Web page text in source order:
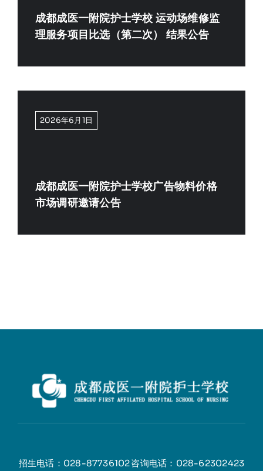
成都成医一附院护士学校 运动场维修监
理服务项目比选（第二次） 结果公告
2026年6月1日
成都成医一附院护士学校广告物料价格
市场调研邀请公告
招生电话：028-87736102咨询电话：028-62302423